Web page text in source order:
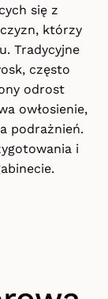
się z
którzy
Tradycyjne
często
odrost
owłosienie,
podrażnień.
i